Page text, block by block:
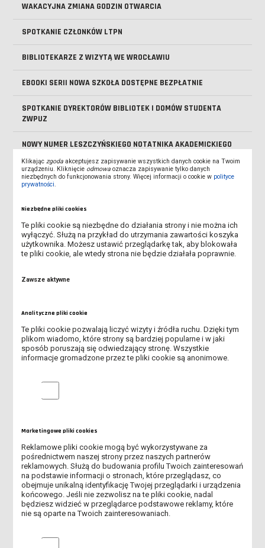
WAKACYJNA ZMIANA GODZIN OTWARCIA
SPOTKANIE CZŁONKÓW LTPN
BIBLIOTEKARZE Z WIZYTĄ WE WROCŁAWIU
EBOOKI SERII NOWA SZKOŁA DOSTĘPNE BEZPŁATNIE
SPOTKANIE DYREKTORÓW BIBLIOTEK I DOMÓW STUDENTA
ZWPUZ
NOWY NUMER LESZCZYŃSKIEGO NOTATNIKA AKADEMICKIEGO
KSIĄŻKA MIESIĄCA OD IBUKA - KWIECIEŃ
BEZPIECZEŃSTWA, POLITYKI I RELACJI MIĘDZYNARODOWYCH
DRZWI OTWARTE ANS 2026
NOWA UMOWA Z IBUK LIBRA
NOWA PUBLIKACJA WYDAWNICTWA UCZELNIANEGO ANS
WIZYTA W PANS W CIECHANOWIE
NOWA BAZA EBSCO - MATHEMATICS SOURCE - TEST
DOSTĘPNA!
SZKOLENIA EBSCO
WYSTAWA "STRÓŻE KSIĄŻEK, FREYE I KLEJONKI LESZKA FREY-
WITKOWSKIEGO ZE ZBIORÓW MICHAŁA JANECZKA"
"KSIĘGA LESZCZYŃSKIEGO EKSLIBRISU"
Klikając zgoda akceptujesz zapisywanie wszystkich danych cookie na Twoim
urządzeniu. Kliknięcie odmowa oznacza zapisywanie tylko danych
niezbędnych do funkcjonowania strony. Więcej informacji o cookie w polityce
prywatności
Niezbędne pliki cookies
Te pliki cookie są niezbędne do działania strony i nie można ich
wyłączyć. Służą na przykład do utrzymania zawartości koszyka
użytkownika. Możesz ustawić przeglądarkę tak, aby blokowała
te pliki cookie, ale wtedy strona nie będzie działała poprawnie.
Zawsze aktywne
Analityczne pliki cookie
Te pliki cookie pozwalają liczyć wizyty i źródła ruchu. Dzięki tym
plikom wiadomo, które strony są bardziej popularne i w jaki
sposób poruszają się odwiedzający stronę. Wszystkie
informacje gromadzone przez te pliki cookie są anonimowe.
Analityczne pliki cookie
Marketingowe pliki cookies
Reklamowe pliki cookie mogą być wykorzystywane za
pośrednictwem naszej strony przez naszych partnerów
reklamowych. Służą do budowania profilu Twoich zainteresowań
na podstawie informacji o stronach, które przeglądasz, co
obejmuje unikalną identyfikację Twojej przeglądarki i urządzenia
końcowego. Jeśli nie zezwolisz na te pliki cookie, nadal
będziesz widzieć w przeglądarce podstawowe reklamy, które
nie są oparte na Twoich zainteresowaniach.
Marketingowe pliki cookies